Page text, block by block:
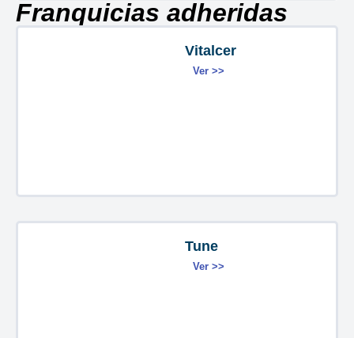
Franquicias adheridas
Vitalcer
Ver >>
Tune
Ver >>